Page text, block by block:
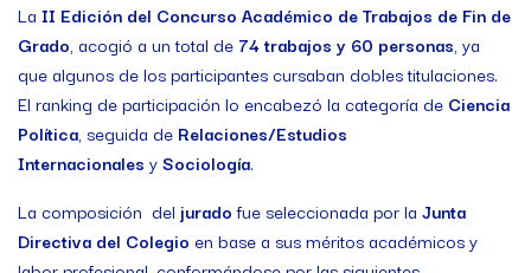
La II Edición del Concurso Académico de Trabajos de Fin de
Grado, acogió a un total de 74 trabajos y 60 personas, ya
que algunos de los participantes cursaban dobles titulaciones.
El ranking de participación lo encabezó la categoría de Ciencia
Política, seguida de Relaciones/Estudios
Internacionales ySociología.
La composición del juradofue seleccionada por la Junta
Directiva del Colegio en base a sus méritos académicos y